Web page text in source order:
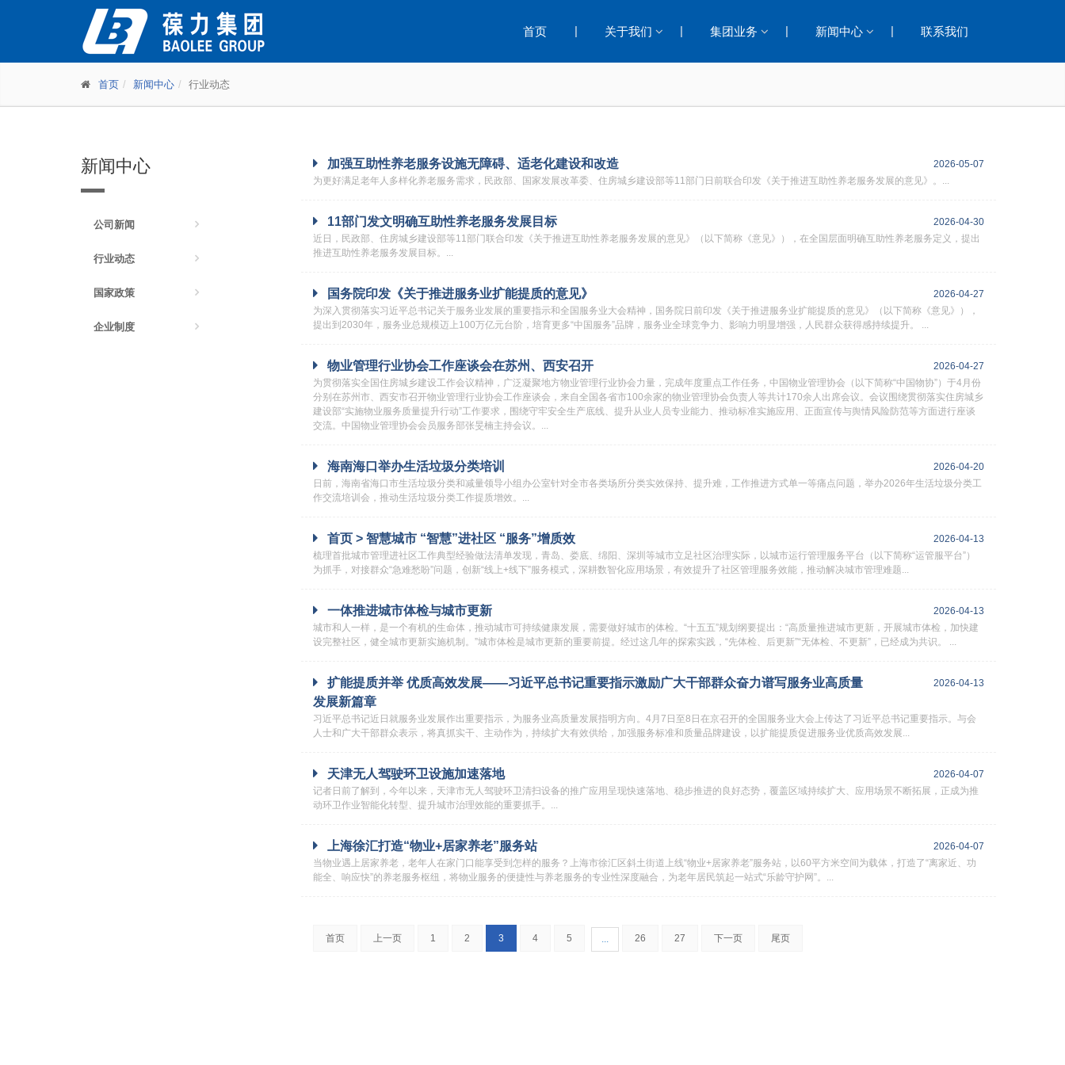
首页 | 关于我们 | 集团业务 | 新闻中心 | 联系我们
首页 新闻中心 行业动态
新闻中心
公司新闻
行业动态
国家政策
企业制度
加强互助性养老服务设施无障碍、适老化建设和改造
2026-05-07
为更好满足老年人多样化养老服务需求，民政部、国家发展改革委、住房城乡建设部等11部门日前联合印发《关于推进互助性养老服务发展的意见》。...
11部门发文明确互助性养老服务发展目标
2026-04-30
近日，民政部、住房城乡建设部等11部门联合印发《关于推进互助性养老服务发展的意见》（以下简称《意见》），在全国层面明确互助性养老服务定义，提出
推进互助性养老服务发展目标。...
国务院印发《关于推进服务业扩能提质的意见》
2026-04-27
为深入贯彻落实习近平总书记关于服务业发展的重要指示和全国服务业大会精神，国务院日前印发《关于推进服务业扩能提质的意见》（以下简称《意见》），
提出到2030年，服务业总规模迈上100万亿元台阶，培育更多“中国服务”品牌，服务业全球竞争力、影响力明显增强，人民群众获得感持续提升。 ...
物业管理行业协会工作座谈会在苏州、西安召开
2026-04-27
为贯彻落实全国住房城乡建设工作会议精神，广泛凝聚地方物业管理行业协会力量，完成年度重点工作任务，中国物业管理协会（以下简称“中国物协”）于4月份
分别在苏州市、西安市召开物业管理行业协会工作座谈会，来自全国各省市100余家的物业管理协会负责人等共计170余人出席会议。会议围绕贯彻落实住房城乡
建设部“实施物业服务质量提升行动”工作要求，围绕守牢安全生产底线、提升从业人员专业能力、推动标准实施应用、正面宣传与舆情风险防范等方面进行座谈
交流。中国物业管理协会会员服务部张旻楠主持会议。...
海南海口举办生活垃圾分类培训
2026-04-20
日前，海南省海口市生活垃圾分类和减量领导小组办公室针对全市各类场所分类实效保持、提升难，工作推进方式单一等痛点问题，举办2026年生活垃圾分类工
作交流培训会，推动生活垃圾分类工作提质增效。...
首页 > 智慧城市 “智慧”进社区 “服务”增质效
2026-04-13
梳理首批城市管理进社区工作典型经验做法清单发现，青岛、娄底、绵阳、深圳等城市立足社区治理实际，以城市运行管理服务平台（以下简称“运管服平台”）
为抓手，对接群众“急难愁盼”问题，创新“线上+线下”服务模式，深耕数智化应用场景，有效提升了社区管理服务效能，推动解决城市管理难题...
一体推进城市体检与城市更新
2026-04-13
城市和人一样，是一个有机的生命体，推动城市可持续健康发展，需要做好城市的体检。“十五五”规划纲要提出：“高质量推进城市更新，开展城市体检，加快建
设完整社区，健全城市更新实施机制。”城市体检是城市更新的重要前提。经过这几年的探索实践，“先体检、后更新”“无体检、不更新”，已经成为共识。 ...
扩能提质并举 优质高效发展——习近平总书记重要指示激励广大干部群众奋力谱写服务业高质量
发展新篇章
2026-04-13
习近平总书记近日就服务业发展作出重要指示，为服务业高质量发展指明方向。4月7日至8日在京召开的全国服务业大会上传达了习近平总书记重要指示。与会
人士和广大干部群众表示，将真抓实干、主动作为，持续扩大有效供给，加强服务标准和质量品牌建设，以扩能提质促进服务业优质高效发展...
天津无人驾驶环卫设施加速落地
2026-04-07
记者日前了解到，今年以来，天津市无人驾驶环卫清扫设备的推广应用呈现快速落地、稳步推进的良好态势，覆盖区域持续扩大、应用场景不断拓展，正成为推
动环卫作业智能化转型、提升城市治理效能的重要抓手。...
上海徐汇打造“物业+居家养老”服务站
2026-04-07
当物业遇上居家养老，老年人在家门口能享受到怎样的服务？上海市徐汇区斜土街道上线“物业+居家养老”服务站，以60平方米空间为载体，打造了“离家近、功
能全、响应快”的养老服务枢纽，将物业服务的便捷性与养老服务的专业性深度融合，为老年居民筑起一站式“乐龄守护网”。...
首页 上一页 1 2 3 4 5 ... 26 27 下一页 尾页